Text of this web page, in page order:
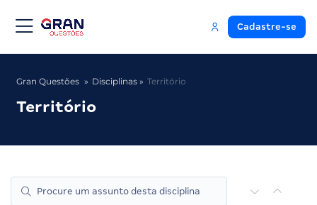
Cadastre-se
Gran Questões Disciplinas Território
Território